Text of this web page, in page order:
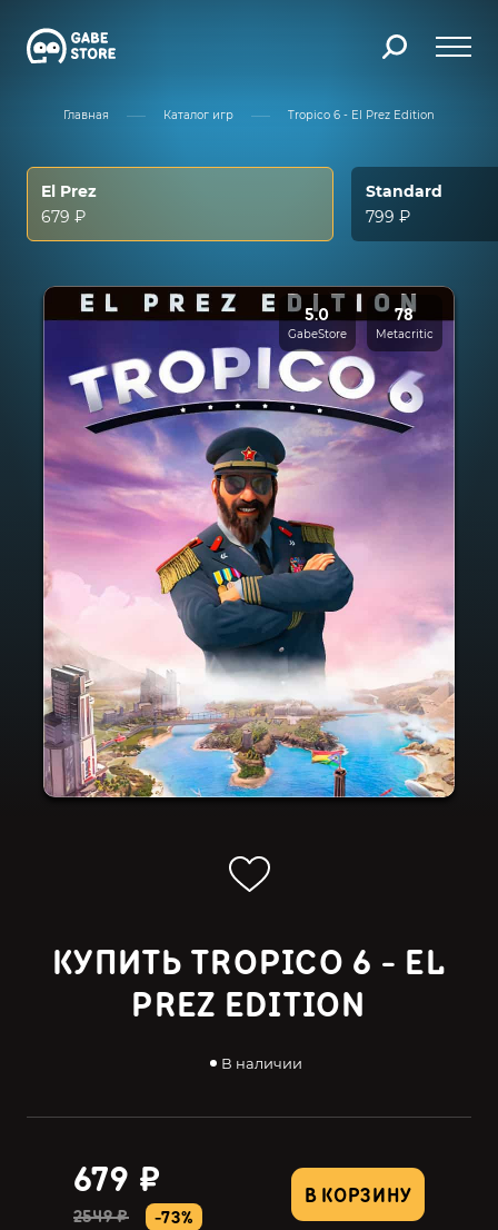
Главная Каталог игр Tropico 6 - El Prez Edition
El Prez
679 ₽
Standard
799 ₽
5.0
GabeStore
78
Metacritic
КУПИТЬ TROPICO 6 - EL
PREZ EDITION
В наличии
В КОРЗИНУ
679 ₽
2549 ₽ -73%